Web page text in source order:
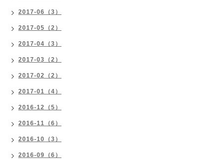
2017-06（3）
2017-05（2）
2017-04（3）
2017-03（2）
2017-02（2）
2017-01（4）
2016-12（5）
2016-11（6）
2016-10（3）
2016-09（6）